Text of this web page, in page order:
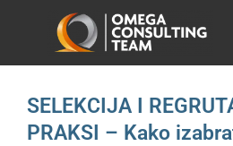
SELEKCIJA I
PRAKSI – Kako